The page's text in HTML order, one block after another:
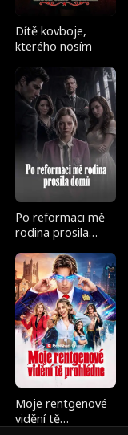
Dítě kovboje,
kterého nosím
Po reformaci mě
rodina prosila
Moje rentgenové
vidění tě